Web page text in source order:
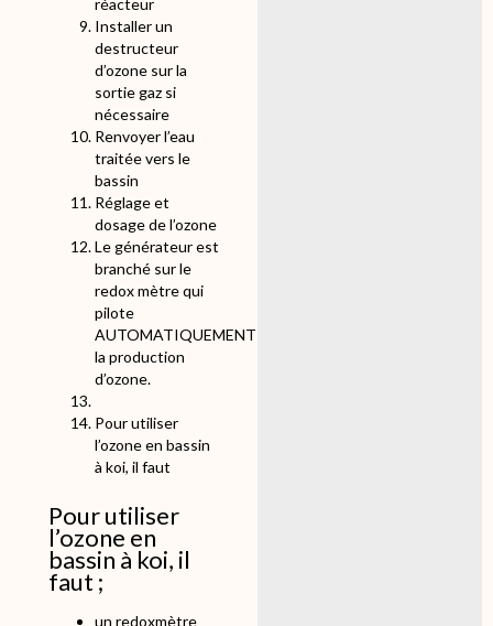
Installer un
destructeur
d’ozone sur la
sortie gaz si
nécessaire
Renvoyer l’eau
traitée vers le
bassin
Réglage et
dosage de l’ozone
Le générateur est
branché sur le
redox mètre qui
pilote
AUTOMATIQUEMENT
la production
d’ozone.
Pour utiliser
l’ozone en bassin
à koi, il faut
Pour utiliser
l’ozone en
bassin à koi, il
faut ;
un redoxmètre